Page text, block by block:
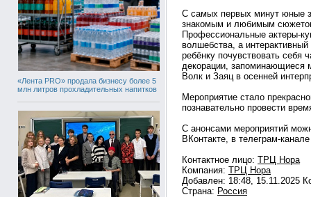
«Лента PRO» продала бизнесу более 5
млн литров прохладительных напитков
С самых первых минут юные
знакомым и любимым
Профессиональные актеры-
волшебства, а
ребёнку почувствовать себя
декорации, запоминающиеся
Волк и Заяц в осенней
Мероприятие стало
познавательно провести
С анонсами мероприятий
ВКонтакте, в телеграм-
Контактное лицо: ТРЦ Нора
Компания: ТРЦ Нора
Добавлен: 18:48, 15.11.2025
Страна: Россия